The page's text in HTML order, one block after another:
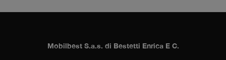
Mobilbest S.a.s. di Bestetti Enrica E C.